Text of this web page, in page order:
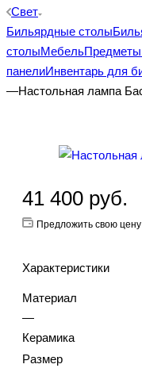
Свет
Бильярдные столы
столыМебельПредметы
панелиИнвентарь для
—Настольная лампа
41 400 руб.
Предложить свою цену
Характеристики
Материал
—
Керамика
Размер